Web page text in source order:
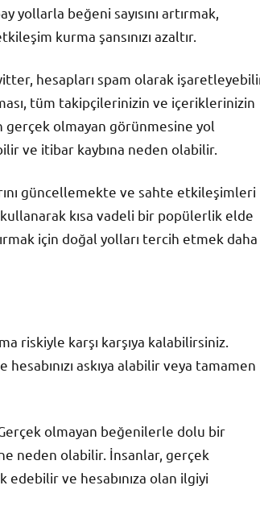
beğeni sayısını artırmak,
kurma şansınızı azaltır.
hesapları spam olarak
tüm takipçilerinizin ve içeriklerinizin
olmayan görünmesine yol
ve itibar kaybına neden olabilir.
güncellemekte ve sahte etkileşimleri
kısa vadeli bir popülerlik elde
için doğal yolları tercih etmek daha
riskiyle karşı karşıya kalabilirsiniz.
askıya alabilir veya tamamen
olmayan beğenilerle dolu bir
neden olabilir. İnsanlar, gerçek
ve hesabınıza olan ilgiyi